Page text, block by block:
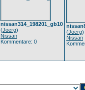
nissan314_198201_gb10
(Joerg)
Nissan
Kommentare: 0
(Joerg)
Nissan